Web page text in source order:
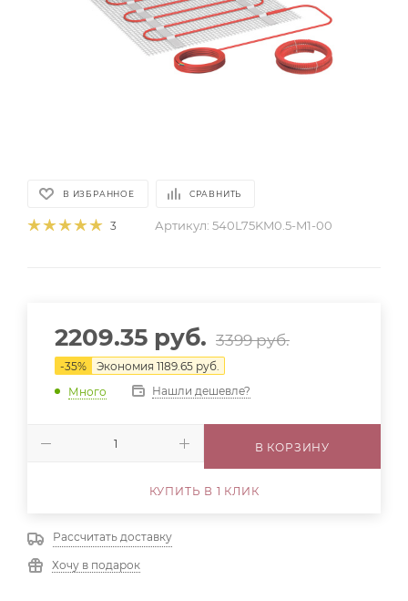
В ИЗБРАННОЕ СРАВНИТЬ
3 Артикул: 540L75KM0.5-M1-00
2209.35 руб. 3399руб.
-35% Экономия 1189.65 руб.
Много
Нашли дешевле?
В КОРЗИНУ
КУПИТЬ В 1 КЛИК
Рассчитать доставку
Хочу в подарок